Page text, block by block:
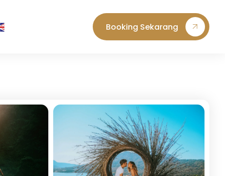
Booking Sekarang